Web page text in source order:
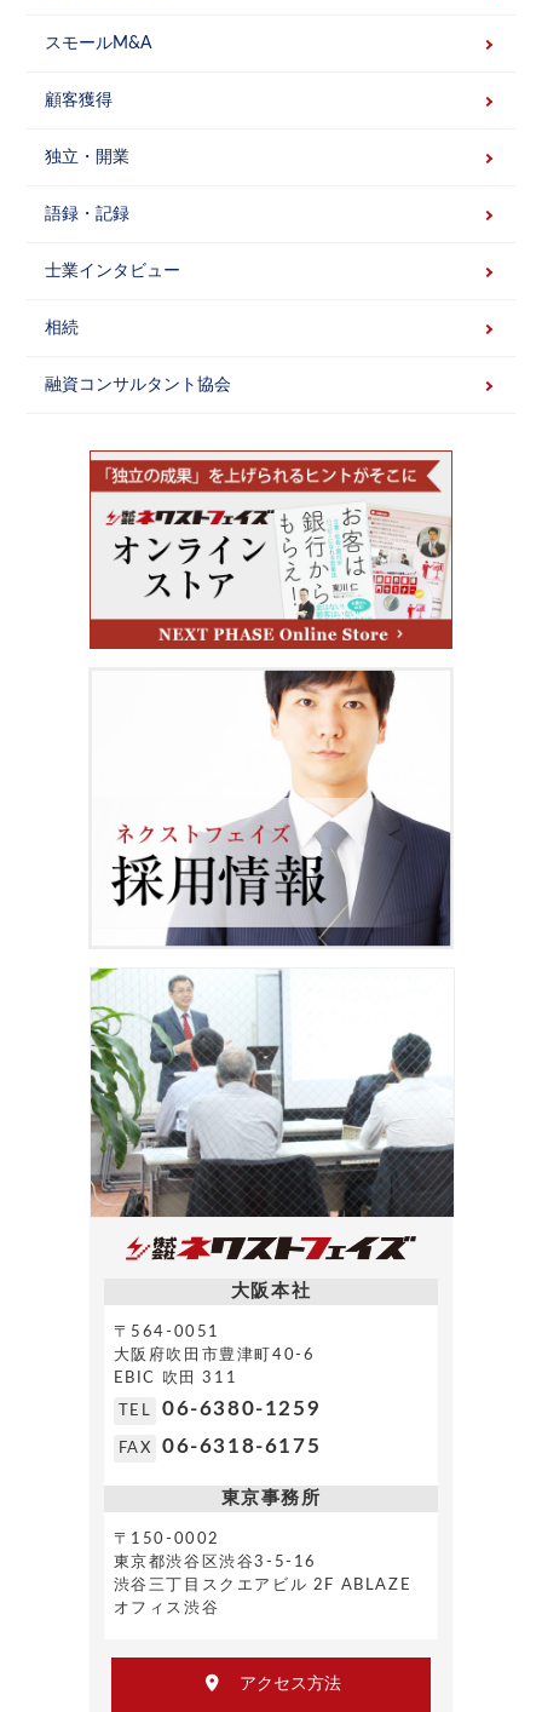
スモールM&A
顧客獲得
独立・開業
語録・記録
士業インタビュー
相続
融資コンサルタント協会
大阪本社
〒564-0051
大阪府吹田市豊津町40-6
EBIC 吹田 311
TEL 06-6380-1259
FAX 06-6318-6175
東京事務所
〒150-0002
東京都渋谷区渋谷3-5-16
渋谷三丁目スクエアビル 2F ABLAZE
オフィス渋谷
アクセス方法